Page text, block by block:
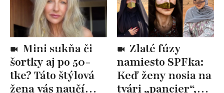
šortky aj po 50-
tke? Táto štýlová
žena vás naučí
namiesto SPFka:
Keď ženy nosia na
tvári „pancier“,